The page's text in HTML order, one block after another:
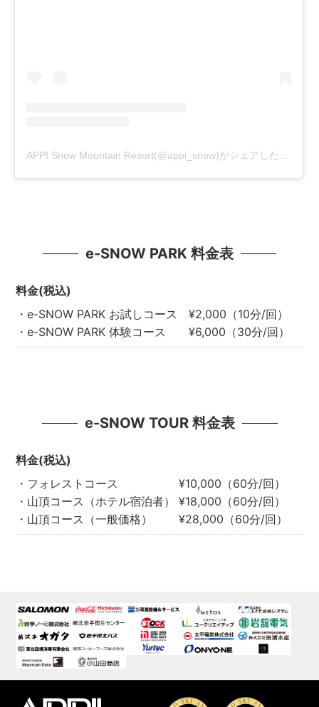
e-SNOW PARK 料金表
料金(税込)
・e-SNOW PARK お試しコース ¥2,000（10分/回）
・e-SNOW PARK 体験コース ¥6,000（30分/回）
e-SNOW TOUR 料金表
料金(税込)
・フォレストコース ¥10,000（60分/回）
・山頂コース（ホテル宿泊者） ¥18,000（60分/回）
・山頂コース（一般価格） ¥28,000（60分/回）